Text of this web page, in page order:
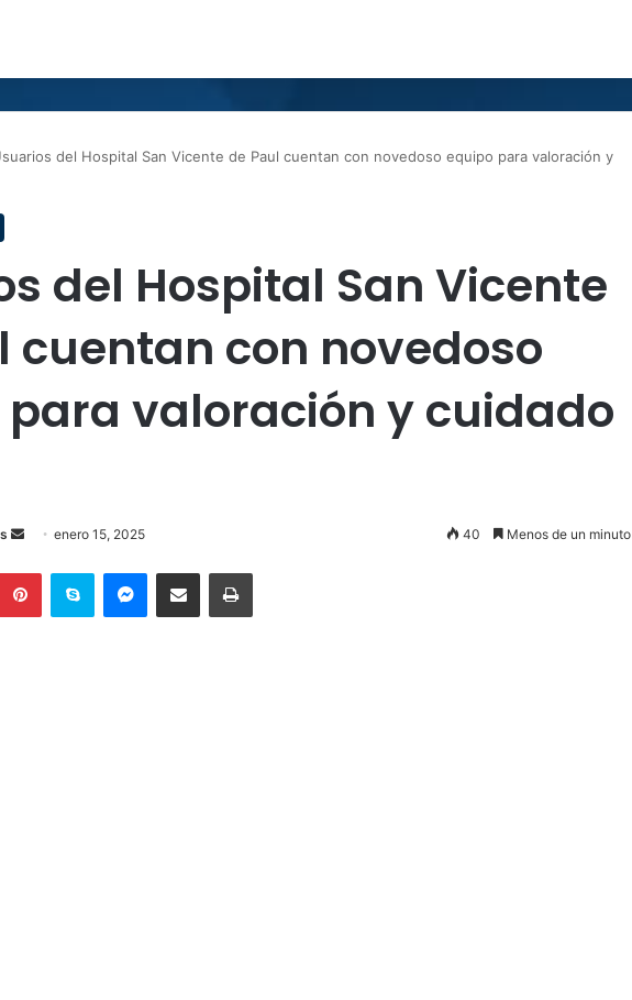
del Hospital San Vicente de Paul cuentan con novedoso equipo para valoración y
del Hospital San Vicente
cuentan con novedoso
valoración y cuidado
Send
email
enero 15, 2025 40 Menos de un minuto
PinterestSkype MessengerCompartir por correo electrónicoImprimir